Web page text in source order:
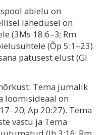
abielu on
lähedusel on
(3Ms 18:6–3; Rm
(Õp 5:1–23).
patusest elust (Gl
Tema jumalik
loomisideaal on
Ap 20:27). Tema
vastu ja Tema